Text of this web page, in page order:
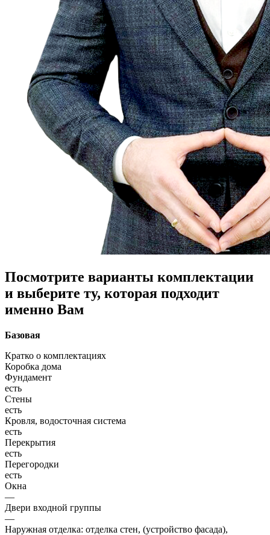
Посмотрите варианты комплектации
и выберите ту, которая подходит
именно Вам
Базовая
Кратко о комплектациях
Коробка дома
Фундамент
есть
Стены
есть
Кровля, водосточная система
есть
Перекрытия
есть
Перегородки
есть
Окна
—
Двери входной группы
—
Наружная отделка: отделка стен, (устройство фасада),